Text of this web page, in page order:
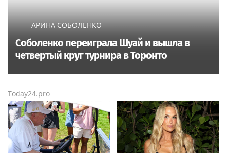
АРИНА СОБОЛЕНКО
Соболенко переиграла Шуай и вышла в
четвертый круг турнира в Торонто
Today24.pro